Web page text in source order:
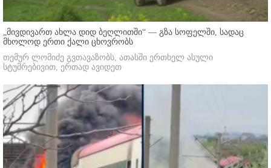
„მივდივართ ახლა დიდ ბეღლითში“ — გზა სოფელში, სადაც
მხოლოდ ერთი ქალი ცხოვრობს
თემურ ლომიძე გვთავაზობს, ათასში ერთხელ ასული
სტუმრებივით, ერთად ავიდეთ